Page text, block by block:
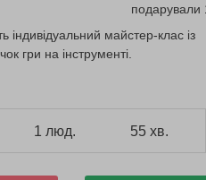
подарували
індивідуальний майстер-клас із
гри на інструменті.
1 люд. 55 хв.